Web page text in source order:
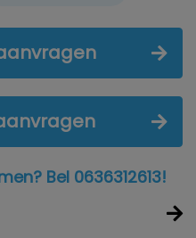
Bel 0636312613!